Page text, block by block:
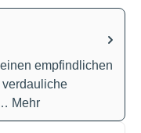
empfindlichen
Mehr